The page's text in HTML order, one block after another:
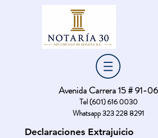
Avenida Carrera 15 # 91-06
Tel(601) 616 0030
Whatsapp323 228 8291
Declaraciones Extrajuicio